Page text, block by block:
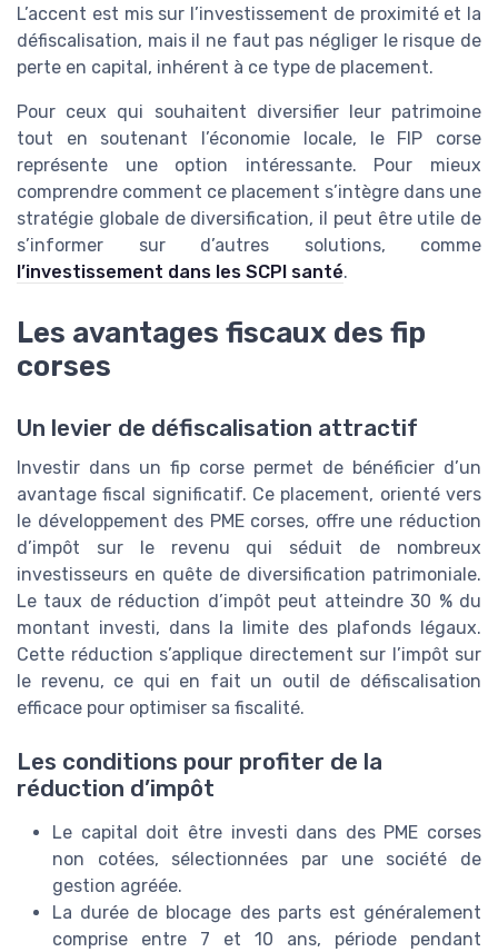
L’accent est mis sur l’investissement de proximité et la
défiscalisation, mais il ne faut pas négliger le risque de
perte en capital, inhérent à ce type de placement.
Pour ceux qui souhaitent diversifier leur patrimoine
tout en soutenant l’économie locale, le FIP corse
représente une option intéressante. Pour mieux
comprendre comment ce placement s’intègre dans une
stratégie globale de diversification, il peut être utile de
s’informer sur d’autres solutions, comme
l’investissement dans les SCPI santé.
Les avantages fiscaux des fip
corses
Un levier de défiscalisation attractif
Investir dans un fip corse permet de bénéficier d’un
avantage fiscal significatif. Ce placement, orienté vers
le développement des PME corses, offre une réduction
d’impôt sur le revenu qui séduit de nombreux
investisseurs en quête de diversification patrimoniale.
Le taux de réduction d’impôt peut atteindre 30 % du
montant investi, dans la limite des plafonds légaux.
Cette réduction s’applique directement sur l’impôt sur
le revenu, ce qui en fait un outil de défiscalisation
efficace pour optimiser sa fiscalité.
Les conditions pour profiter de la
réduction d’impôt
Le capital doit être investi dans des PME corses
non cotées, sélectionnées par une société de
gestion agréée.
La durée de blocage des parts est généralement
comprise entre 7 et 10 ans, période pendant